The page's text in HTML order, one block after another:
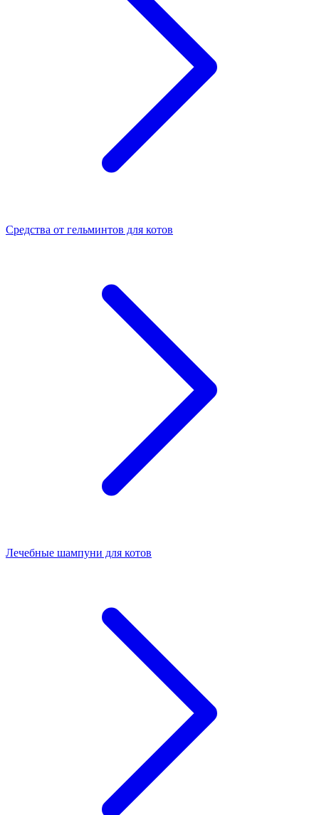
Средства от гельминтов для котов
Лечебные шампуни для котов